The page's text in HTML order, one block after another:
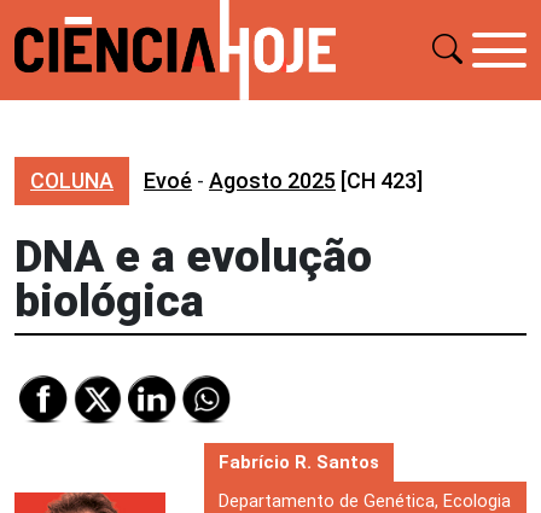
COLUNA Evoé - Agosto 2025 [CH 423]
DNA e a evolução
biológica
Fabrício R. Santos
Departamento de Genética, Ecologia